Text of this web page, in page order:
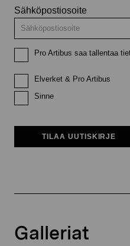
Sähköpostiosoite
Pro Artibus saa tallentaa
Elverket & Pro Artibus
Sinne
TILAA UUTISKIRJE
Galleriat